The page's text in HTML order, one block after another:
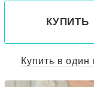
КУПИТЬ
Купить в один